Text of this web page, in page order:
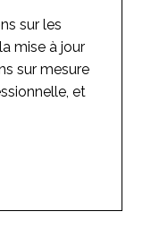
sur les
mise à jour
sur mesure
et